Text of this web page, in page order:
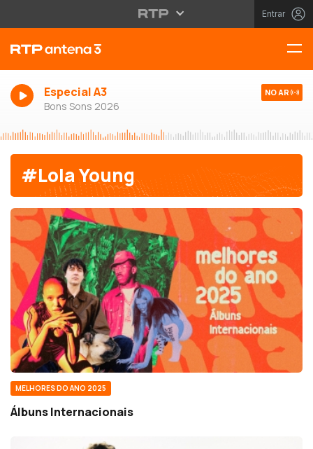
Entrar
Especial A3
Bons Sons 2026
NO AR
#Lola Young
MELHORES DO ANO 2025
Álbuns Internacionais